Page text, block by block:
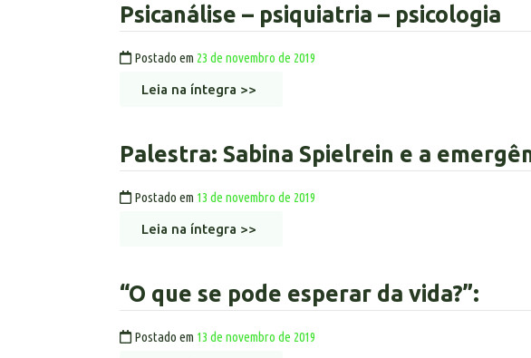
Psicanálise – psiquiatria – psicologia
Postado em 23 de novembro de 2019
Leia na íntegra >>
Palestra: Sabina Spielrein e a
Postado em 13 de novembro de 2019
Leia na íntegra >>
“O que se pode esperar da vida?”:
Postado em 13 de novembro de 2019